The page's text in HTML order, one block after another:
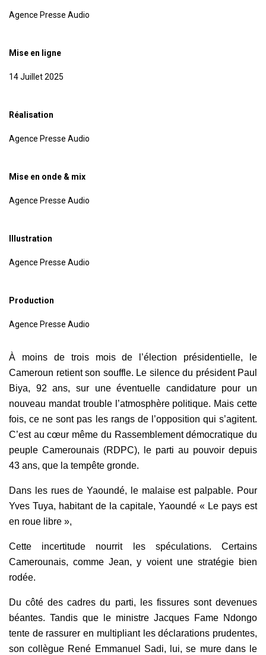
Agence Presse Audio
Mise en ligne
14 Juillet 2025
Réalisation
Agence Presse Audio
Mise en onde & mix
Agence Presse Audio
Illustration
Agence Presse Audio
Production
Agence Presse Audio
À moins de trois mois de l’élection présidentielle, le
Cameroun retient son souffle. Le silence du président Paul
Biya, 92 ans, sur une éventuelle candidature pour un
nouveau mandat trouble l’atmosphère politique. Mais cette
fois, ce ne sont pas les rangs de l’opposition qui s’agitent.
C’est au cœur même du Rassemblement démocratique du
peuple Camerounais (RDPC), le parti au pouvoir depuis
43 ans, que la tempête gronde.
Dans les rues de Yaoundé, le malaise est palpable. Pour
Yves Tuya, habitant de la capitale, Yaoundé « Le pays est
en roue libre »,
Cette incertitude nourrit les spéculations. Certains
Camerounais, comme Jean, y voient une stratégie bien
rodée.
Du côté des cadres du parti, les fissures sont devenues
béantes. Tandis que le ministre Jacques Fame Ndongo
tente de rassurer en multipliant les déclarations prudentes,
son collègue René Emmanuel Sadi, lui, se mure dans le